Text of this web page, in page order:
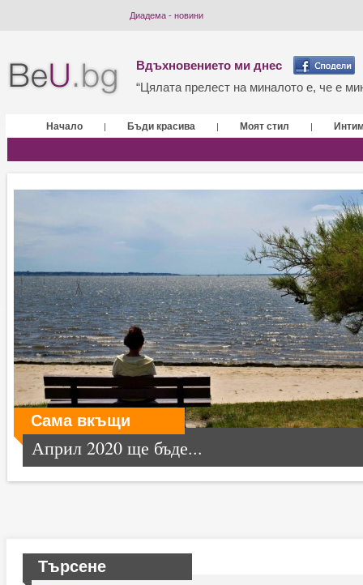
Диадема - новини
Вдъхновението ми днес
“Цялата прелест на миналото е, че е
Начало | Бъди красива | Моят стил |
Сама вкъщи
Април 2020 ще бъде...
Търсене